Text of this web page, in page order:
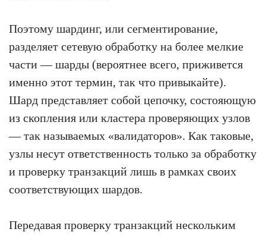
Поэтому шардинг, или сегментирование,
разделяет сетевую обработку на более мелкие
части — шарды (вероятнее всего, приживется
именно этот термин, так что привыкайте).
Шард представляет собой цепочку, состояющую
из скопления или кластера проверяющих узлов
— так называемых «валидаторов». Как таковые,
узлы несут ответственность только за обработку
и проверку транзакций лишь в рамках своих
соответствующих шардов.
Передавая проверку транзакций нескольким